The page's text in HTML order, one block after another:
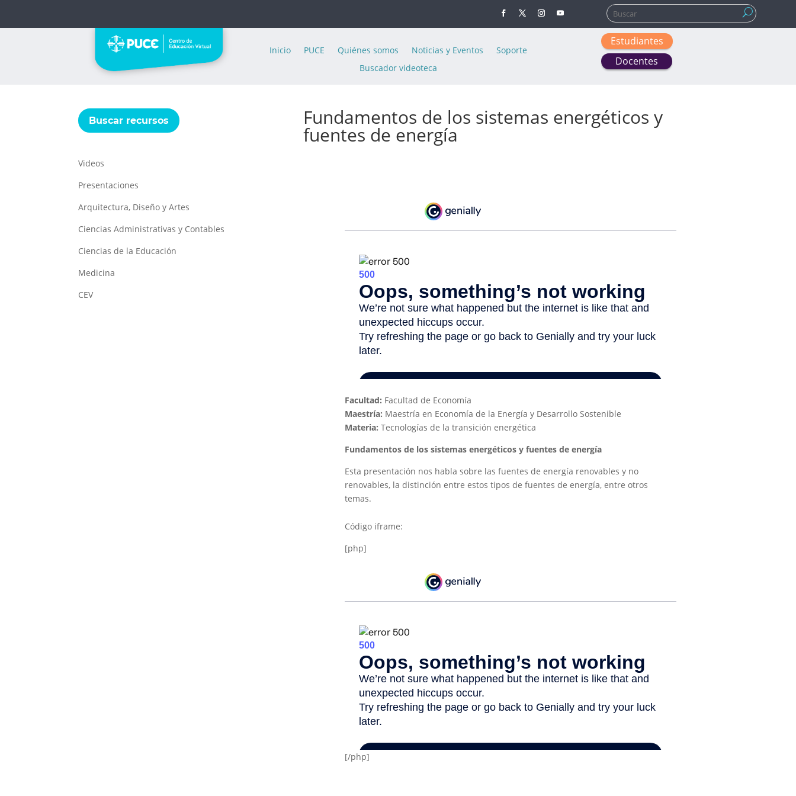
Buscar:
Inicio PUCE Quiénes somos Noticias y Eventos
Soporte
Buscador videoteca
Estudiantes
Docentes
Buscar recursos
Videos
Presentaciones
Arquitectura, Diseño y Artes
Ciencias Administrativas y Contables
Ciencias de la Educación
Medicina
CEV
Fundamentos de los sistemas energéticos y
fuentes de energía
Facultad: Facultad de Economía
Maestría: Maestría en Economía de la Energía y Desarrollo Sostenible
Materia: Tecnologías de la transición energética
Fundamentos de los sistemas energéticos y fuentes de energía
Esta presentación nos habla sobre las fuentes de energía renovables y no
renovables, la distinción entre estos tipos de fuentes de energía, entre otros
temas.
Código iframe:
[php]
[/php]